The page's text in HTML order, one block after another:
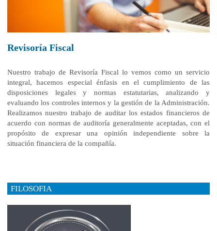
Revisoría Fiscal
Nuestro trabajo de Revisoría Fiscal lo vemos como un servicio
integral, hacemos especial énfasis en el cumplimiento de las
disposiciones legales y normas estatutarias, analizando y
evaluando los controles internos y la gestión de la Administración.
Realizamos nuestro trabajo de auditar los estados financieros de
acuerdo con normas de auditoría generalmente aceptadas, con el
propósito de expresar una opinión independiente sobre la
situación financiera de la compañía.
FILOSOFIA